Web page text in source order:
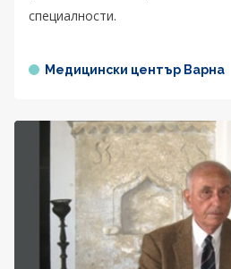
специалности.
Медицински център Варна